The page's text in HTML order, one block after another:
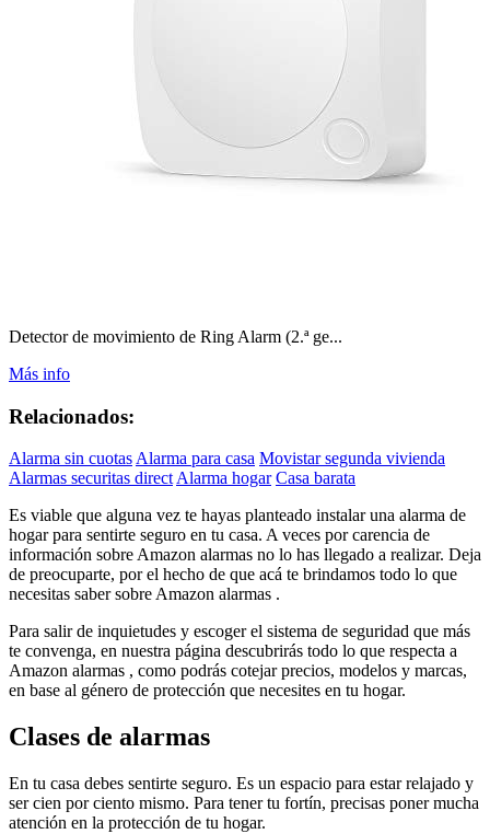
Detector de movimiento de Ring Alarm (2.ª ge...
Más info
Relacionados:
Alarma sin cuotas Alarma para casa Movistar segunda vivienda
Alarmas securitas direct Alarma hogar Casa barata
Es viable que alguna vez te hayas planteado instalar una alarma de
hogar para sentirte seguro en tu casa. A veces por carencia de
información sobre Amazon alarmas no lo has llegado a realizar. Deja
de preocuparte, por el hecho de que acá te brindamos todo lo que
necesitas saber sobre Amazon alarmas .
Para salir de inquietudes y escoger el sistema de seguridad que más
te convenga, en nuestra página descubrirás todo lo que respecta a
Amazon alarmas , como podrás cotejar precios, modelos y marcas,
en base al género de protección que necesites en tu hogar.
Clases de alarmas
En tu casa debes sentirte seguro. Es un espacio para estar relajado y
ser cien por ciento mismo. Para tener tu fortín, precisas poner mucha
atención en la protección de tu hogar.